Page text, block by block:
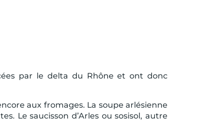
par le delta du Rhône et ont donc
aux fromages. La soupe arlésienne
Le saucisson d’Arles ou sosisol, autre